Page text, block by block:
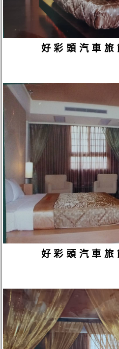
好彩頭汽車旅
好彩頭汽車旅